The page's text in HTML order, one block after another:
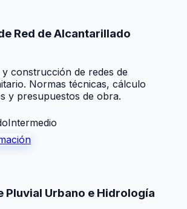
Red de Alcantarillado
construcción de redes de
Normas técnicas, cálculo
y presupuestos de obra.
Intermedio
Pluvial Urbano e Hidrología